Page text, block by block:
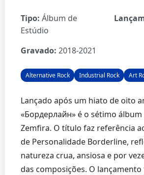
Tipo: Álbum de
Estúdio
Gravado: 2018-2021
Alternative Rock Industrial Rock Art
Lançado após um hiato de oito
«Бордерлайн» é o sétimo
Zemfira. O título faz referência
de Personalidade Borderline,
natureza crua, ansiosa e por
das composições. O